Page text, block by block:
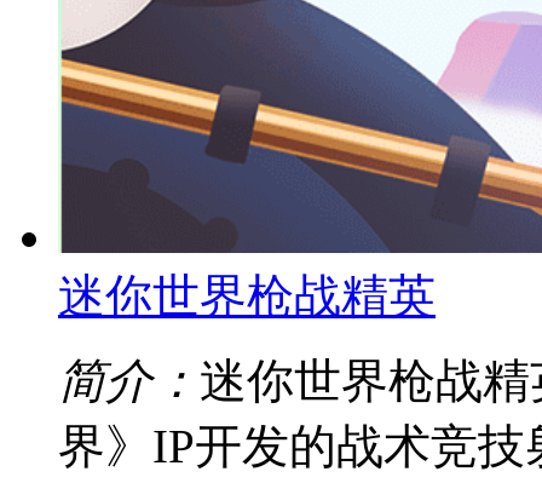
迷你世界枪战精英
简介： 迷你世界枪战
界》IP开发的战术竞